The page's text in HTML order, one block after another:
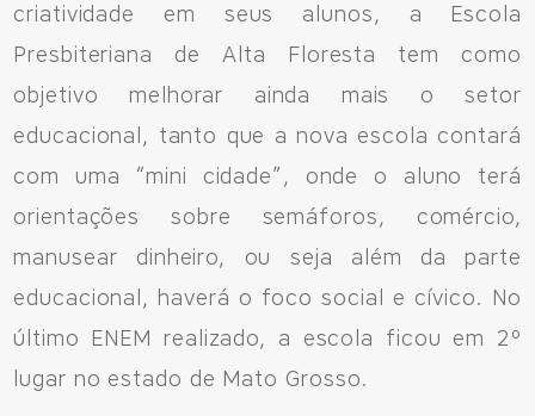
criatividade em seus alunos, a Escola
Presbiteriana de Alta Floresta tem como
objetivo melhorar ainda mais o setor
educacional, tanto que a nova escola contará
com uma “mini cidade”, onde o aluno terá
orientações sobre semáforos, comércio,
manusear dinheiro, ou seja além da parte
educacional, haverá o foco social e cívico. No
último ENEM realizado, a escola ficou em 2º
lugar no estado de Mato Grosso.